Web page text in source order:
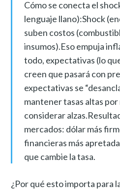
Cómo se conecta el
lenguaje llano):Shock
suben costos
insumos).Eso empuja
todo, expectativas (lo
creen que pasará con
expectativas se
mantener tasas altas por
considerar
mercados: dólar más
financieras más
que cambie la tasa.
¿Por qué esto importa para